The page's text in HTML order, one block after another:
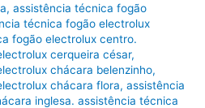
,assistência técnica fogão
técnica fogão electrolux
fogão electrolux centro.
cerqueira césar,
chácara belenzinho,
chácara flora,assistência
inglesa. assistência técnica